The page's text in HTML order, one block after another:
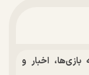
برنامه بازی‌ها، اخبار و